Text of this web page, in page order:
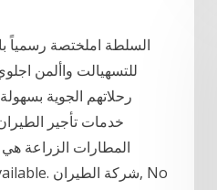
للتسهيالت واألمن
رحلاتهم الجوية